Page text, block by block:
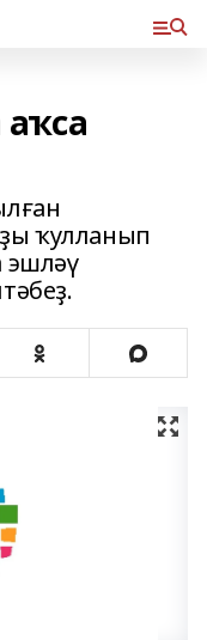
ҡулланып
эшләү